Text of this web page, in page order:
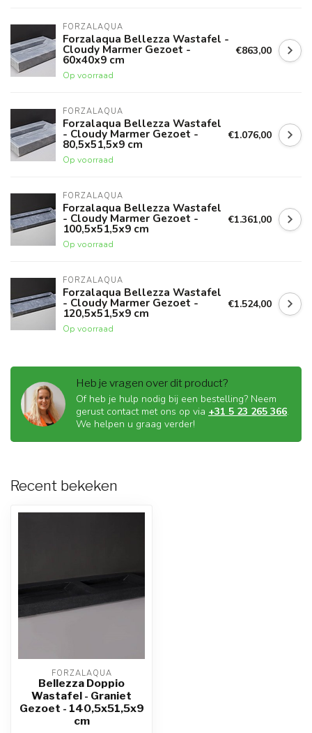
FORZALAQUA
Forzalaqua Bellezza Wastafel -
Cloudy Marmer Gezoet -
60x40x9 cm
Op voorraad
€863,00
FORZALAQUA
Forzalaqua Bellezza Wastafel
- Cloudy Marmer Gezoet -
80,5x51,5x9 cm
Op voorraad
€1.076,00
FORZALAQUA
Forzalaqua Bellezza Wastafel
- Cloudy Marmer Gezoet -
100,5x51,5x9 cm
Op voorraad
€1.361,00
FORZALAQUA
Forzalaqua Bellezza Wastafel
- Cloudy Marmer Gezoet -
120,5x51,5x9 cm
Op voorraad
€1.524,00
Heb je vragen over dit product?
Of heb je hulp nodig bij een bestelling? Neem
gerust contact met ons op via +31 5 23 265 366.
We helpen u graag verder!
Recent bekeken
FORZALAQUA
Bellezza Doppio
Wastafel - Graniet
Gezoet - 140,5x51,5x9
cm